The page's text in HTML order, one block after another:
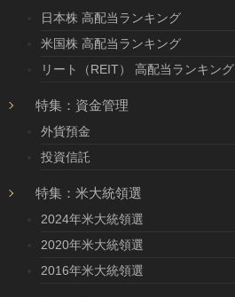
日本株 高配当ランキング
米国株 高配当ランキング
リート（REIT） 高配当ランキング
特集：資金管理
外貨預金
投資信託
特集：米大統領選
2024年米大統領選
2020年米大統領選
2016年米大統領選